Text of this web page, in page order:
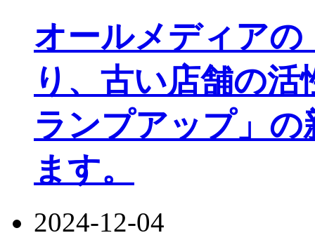
オールメディア
り、古い店舗の
ランプアップ」
ます。
2024-12-04